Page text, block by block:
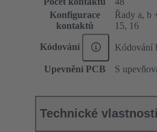
Konfigurace
kontaktů
Řady a, b
15, 16
Kódování Kódování
Upevnění PCB S
Technické vlastnosti